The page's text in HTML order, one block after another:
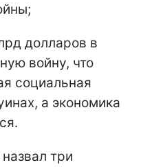
долларов в
войну, что
социальная
а экономика
три